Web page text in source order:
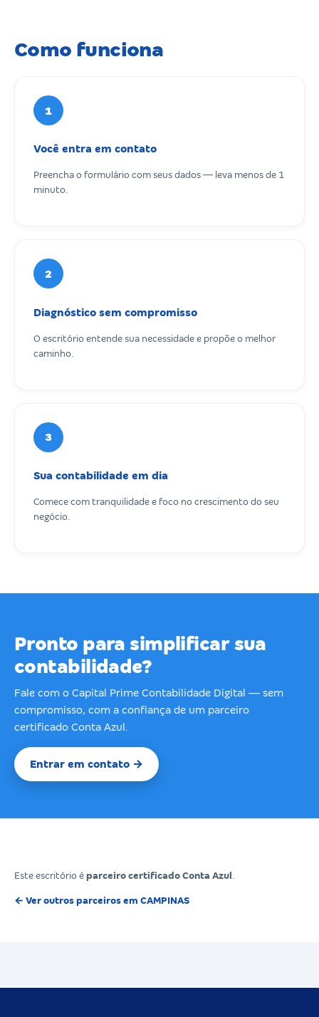
Como funciona
1
Você entra em contato
Preencha o formulário com seus dados — leva menos de 1
minuto.
2
Diagnóstico sem compromisso
O escritório entende sua necessidade e propõe o melhor
caminho.
3
Sua contabilidade em dia
Comece com tranquilidade e foco no crescimento do seu
negócio.
Pronto para simplificar sua
contabilidade?
Fale com o Capital Prime Contabilidade Digital — sem
compromisso, com a confiança de um parceiro
certificado Conta Azul.
Entrar em contato →
Este escritório é parceiro certificado Conta Azul
← Ver outros parceiros em CAMPINAS